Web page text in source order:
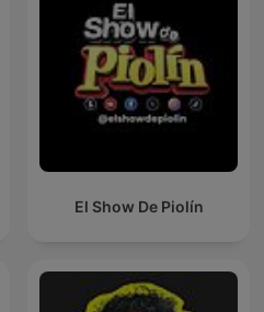
El Show De Piolín